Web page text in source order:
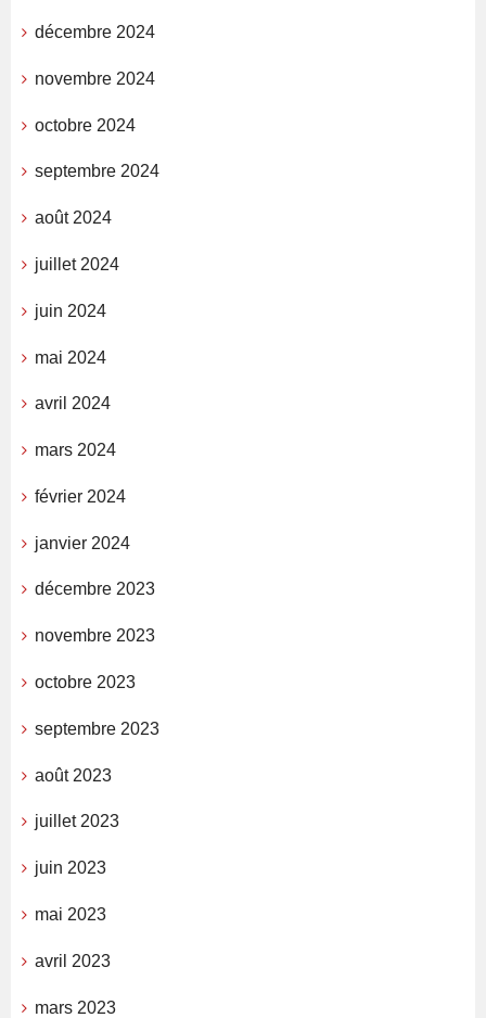
décembre 2024
novembre 2024
octobre 2024
septembre 2024
août 2024
juillet 2024
juin 2024
mai 2024
avril 2024
mars 2024
février 2024
janvier 2024
décembre 2023
novembre 2023
octobre 2023
septembre 2023
août 2023
juillet 2023
juin 2023
mai 2023
avril 2023
mars 2023